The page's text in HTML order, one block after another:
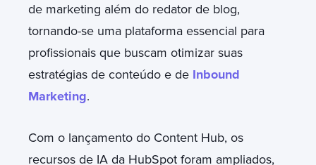
de marketing além do redator de blog,
tornando-se uma plataforma essencial para
profissionais que buscam otimizar suas
estratégias de conteúdo e de Inbound
Marketing.
Com o lançamento do Content Hub, os
recursos de IA da HubSpot foram ampliados,